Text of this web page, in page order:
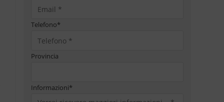
Telefono*
Provincia
Informazioni*